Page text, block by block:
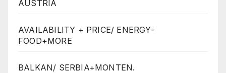
AUSTRIA
AVAILABILITY + PRICE/ ENERGY-
FOOD+MORE
BALKAN/ SERBIA+MONTEN.